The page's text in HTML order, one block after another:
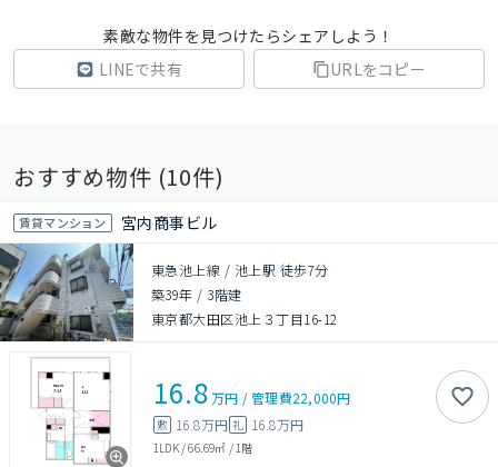
素敵な物件を見つけたらシェアしよう！
LINEで共有
URLをコピー
おすすめ物件 (10件)
賃貸マンション 宮内商事ビル
東急池上線 / 池上駅 徒歩7分
築39年 / 3階建
東京都大田区池上３丁目16-12
16.8万円 /管理費22,000円
敷 16.8万円 礼 16.8万円
1LDK/66.69㎡ / 1階